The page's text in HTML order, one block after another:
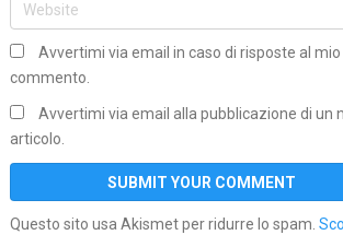
Avvertimi via email in caso di risposte al mio
commento.
Avvertimi via email alla pubblicazione di un
articolo.
Questo sito usa Akismet per ridurre lo spam.